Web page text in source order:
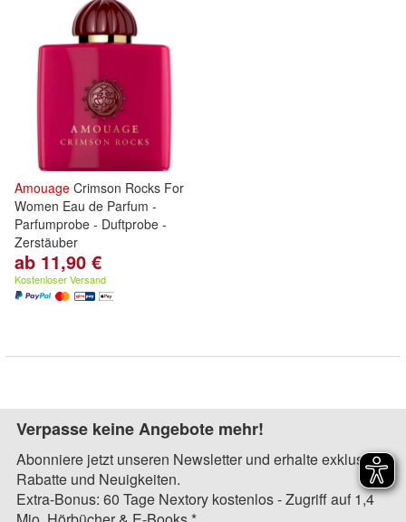
Amouage Crimson Rocks For
Women Eau de Parfum -
Parfumprobe - Duftprobe -
Zerstäuber
ab 11,90 €
Kostenloser Versand
Verpasse keine Angebote mehr!
Abonniere jetzt unseren Newsletter und erhalte exklusive
Rabatte und Neuigkeiten.
Extra-Bonus: 60 Tage Nextory kostenlos - Zugriff auf 1,4